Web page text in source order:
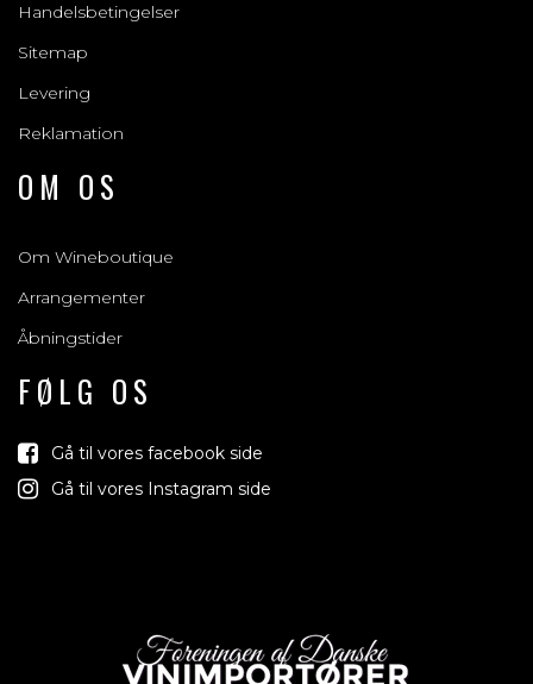
Handelsbetingelser
Sitemap
Levering
Reklamation
OM OS
Om Wineboutique
Arrangementer
Åbningstider
FØLG OS
Gå til vores facebook side
Gå til vores Instagram side